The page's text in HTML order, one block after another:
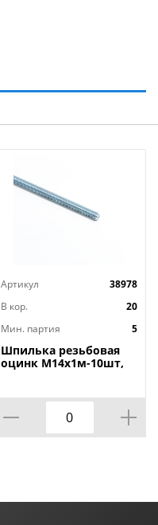
Артикул
38978
В кор.
20
Мин. партия
5
Шпилька резьбовая
оцинк М14х1м-10шт,